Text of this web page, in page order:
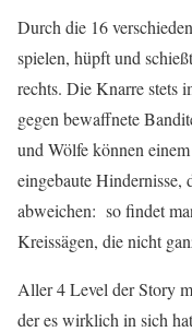
Durch die 16
spielen, hüpft und
rechts. Die Knarre stets
gegen bewaffnete
und Wölfe können
eingebaute Hindernisse,
abweichen: so findet
Kreissägen, die nicht
Aller 4 Level der Story
der es wirklich in sich